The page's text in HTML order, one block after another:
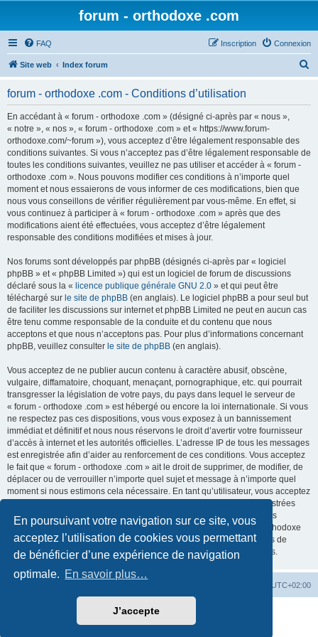
En poursuivant votre navigation sur ce site, vous
acceptez l’utilisation de cookies vous permettant
de bénéficier d’une expérience de navigation
optimale. En savoir plus…
J’accepte
forum - orthodoxe .com
FAQ Connexion
Inscription
Site web Index forum
forum - orthodoxe .com - Conditions d’utilisation
En accédant à « forum - orthodoxe .com » (désigné ci-après par « nous »,
« notre », « nos », « forum - orthodoxe .com » et « https://www.forum-
orthodoxe.com/~forum »), vous acceptez d’être légalement responsable des
conditions suivantes. Si vous n’acceptez pas d’être légalement responsable de
toutes les conditions suivantes, veuillez ne pas utiliser et accéder à « forum -
orthodoxe .com ». Nous pouvons modifier ces conditions à n’importe quel
moment et nous essaierons de vous informer de ces modifications, bien que
nous vous conseillons de vérifier régulièrement par vous-même. En effet, si
vous continuez à participer à « forum - orthodoxe .com » après que des
modifications aient été effectuées, vous acceptez d’être légalement
responsable des conditions modifiées et mises à jour.
Nos forums sont développés par phpBB (désignés ci-après par « logiciel
phpBB » et « phpBB Limited ») qui est un logiciel de forum de discussions
déclaré sous la « licence publique générale GNU 2.0 » et qui peut être
téléchargé sur le site de phpBB (en anglais). Le logiciel phpBB a pour seul but
de faciliter les discussions sur internet et phpBB Limited ne peut en aucun cas
être tenu comme responsable de la conduite et du contenu que nous
acceptons et que nous n’acceptons pas. Pour plus d’informations concernant
phpBB, veuillez consulter le site de phpBB (en anglais).
Vous acceptez de ne publier aucun contenu à caractère abusif, obscène,
vulgaire, diffamatoire, choquant, menaçant, pornographique, etc. qui pourrait
transgresser la législation de votre pays, du pays dans lequel le serveur de
« forum - orthodoxe .com » est hébergé ou encore la loi internationale. Si vous
ne respectez pas ces dispositions, vous vous exposez à un bannissement
immédiat et définitif et nous nous réservons le droit d’avertir votre fournisseur
d’accès à internet et les autorités officielles. L’adresse IP de tous les messages
est enregistrée afin d’aider au renforcement de ces conditions. Vous acceptez
le fait que « forum - orthodoxe .com » ait le droit de supprimer, de modifier, de
déplacer ou de verrouiller n’importe quel sujet et message à n’importe quel
moment si nous estimons cela nécessaire. En tant qu’utilisateur, vous acceptez
que toutes les informations que vous avez renseignées soient enregistrées
dans notre base de données. Bien que ces informations ne seront pas
diffusées à une tierce partie sans votre consentement, ni « forum - orthodoxe
.com », ni phpBB, ne pourront être tenus comme responsables en cas de
tentative de piratage informatique visant à compromettre vos données.
UTC+02:00
phpBB® Forum Software © phpBB Limited
©